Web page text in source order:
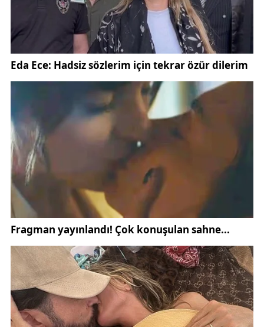
gidiyoruz. Kazanmak için oynayacağız. İnşallah maç
içerisindeki şanssızlığımızı Iğdır'da yaşamadan 3
puanı alıp dönmek istiyoruz"
ifadelerini kullandı.
Bir gazetecinin, "Devre arası yaklaşıyor. Transfer
çalışmaları ne durumda?" şeklindeki sorusuna
Altıparmak,
"Çıkan transfer haberlerinin çoğunu taraftarlarımız,
basınımız, menajerler bize yazıp soruyor. Bizim için
en uygun ve bizi 2. yarı hedefe taşıyacak oyuncular
var kafamızda. Burada en iyi oyuncuyu en faydalı
oyuncuyu bize seçeceğiz. Bizden duyulmadığı
sürece transfer haberlerine inanmayın. Çok fazla
spekülasyon olacak bu dönemde. Bizim önceliğimiz
şuanda 2 tane final maçımız var, burada da bir
oyuncu grubu var. Bu oyuncu grubuyla maçları
bitirmek istiyoruz. Kimseyi etkilemeden, daha
sonrasında da transfer çalışmalarına başlayacağız"